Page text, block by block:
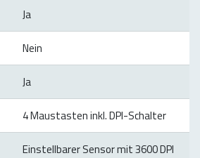
Ja
Nein
Ja
4 Maustasten inkl. DPI-Schalter
Einstellbarer Sensor mit 3600 DPI